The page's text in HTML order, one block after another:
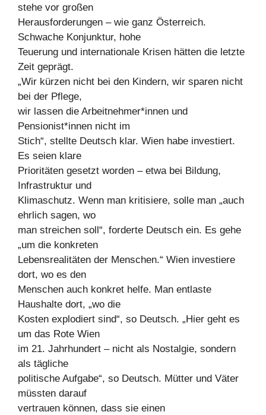
stehe vor großen
Herausforderungen – wie ganz Österreich.
Schwache Konjunktur, hohe
Teuerung und internationale Krisen hätten die letzte
Zeit geprägt.
„Wir kürzen nicht bei den Kindern, wir sparen nicht
bei der Pflege,
wir lassen die Arbeitnehmer*innen und
Pensionist*innen nicht im
Stich“, stellte Deutsch klar. Wien habe investiert.
Es seien klare
Prioritäten gesetzt worden – etwa bei Bildung,
Infrastruktur und
Klimaschutz. Wenn man kritisiere, solle man „auch
ehrlich sagen, wo
man streichen soll“, forderte Deutsch ein. Es gehe
„um die konkreten
Lebensrealitäten der Menschen.“ Wien investiere
dort, wo es den
Menschen auch konkret helfe. Man entlaste
Haushalte dort, „wo die
Kosten explodiert sind“, so Deutsch. „Hier geht es
um das Rote Wien
im 21. Jahrhundert – nicht als Nostalgie, sondern
als tägliche
politische Aufgabe“, so Deutsch. Mütter und Väter
müssten darauf
vertrauen können, dass sie einen